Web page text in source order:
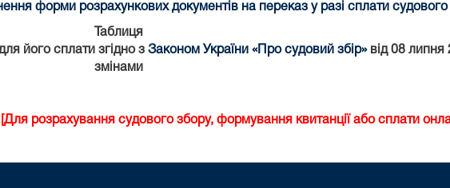
форми розрахункових документів на переказ у разі сплати судового
Таблиця
його сплати згідно з Законом України «Про судовий збір»від 08 липня
змінами
[Для розрахування судового збору, формування квитанції або сплати